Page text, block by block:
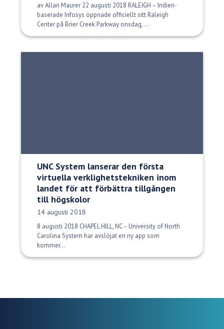
av Allan Maurer 22 augusti 2018 RALEIGH – Indien-
baserade Infosys öppnade officiellt sitt Raleigh
Center på Brier Creek Parkway onsdag,...
UNC System lanserar den första
virtuella verklighetstekniken inom
landet för att förbättra tillgången
till högskolor
Publiceringsdatum:
14 augusti 2018
8 augusti 2018 CHAPEL HILL, NC – University of North
Carolina System har avslöjat en ny app som
kommer...